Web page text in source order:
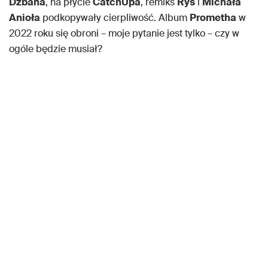
Anioła podkopywały cierpliwość. Album Prometha w
2022 roku się obroni – moje pytanie jest tylko – czy w
ogóle będzie musiał?